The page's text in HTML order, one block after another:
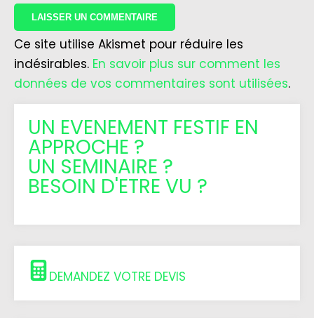
Ce site utilise Akismet pour réduire les
indésirables. En savoir plus sur comment les
données de vos commentaires sont utilisées.
UN EVENEMENT FESTIF EN
APPROCHE ?
UN SEMINAIRE ?
BESOIN D'ETRE VU ?
DEMANDEZ VOTRE DEVIS